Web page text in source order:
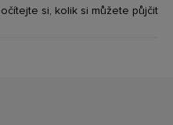
si, kolik si můžete půjčit